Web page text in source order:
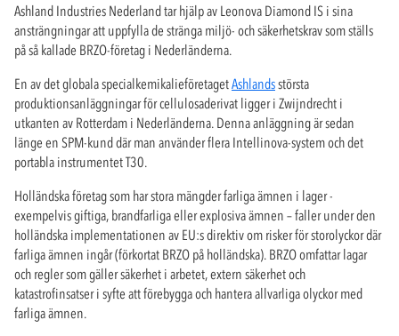
Ashland Industries Nederland tar hjälp av Leonova Diamond IS i sina
ansträngningar att uppfylla de stränga miljö- och säkerhetskrav som ställs
på så kallade BRZO-företag i Nederländerna.
En av det globala specialkemikalieföretagetAshlandsstörsta
produktionsanläggningar för cellulosaderivat ligger i Zwijndrecht i
utkanten av Rotterdam i Nederländerna. Denna anläggning är sedan
länge en SPM-kund där man använder flera Intellinova-system och det
portabla instrumentet T30.
Holländska företag som har stora mängder farliga ämnen i lager -
exempelvis giftiga, brandfarliga eller explosiva ämnen – faller under den
holländska implementationen av EU:s direktiv om risker för storolyckor där
farliga ämnen ingår (förkortat BRZO på holländska). BRZO omfattar lagar
och regler som gäller säkerhet i arbetet, extern säkerhet och
katastrofinsatser i syfte att förebygga och hantera allvarliga olyckor med
farliga ämnen.